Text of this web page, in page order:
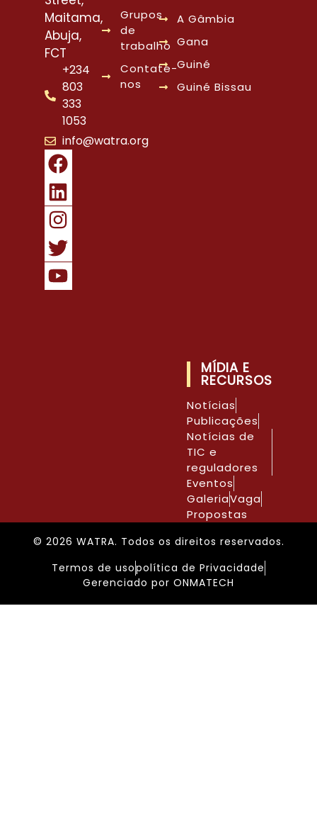
Maitama,
Abuja,
FCT
+234
803
333
1053
info@watra.org
Grupos
de
trabalho
Contate-
nos
A Gâmbia
Gana
Guiné
Guiné Bissau
MÍDIA E
RECURSOS
Notícias
Publicações
Notícias de
TIC e
reguladores
Eventos
GaleriaVaga
Propostas
© 2026 WATRA. Todos os direitos reservados.
Termos de usopolítica de Privacidade
Gerenciado por ONMATECH